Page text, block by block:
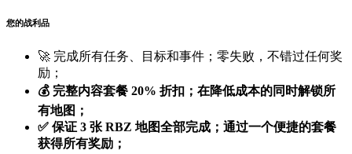
您的战利品
🚀 完成所有任务、目标和事件；零失败，不错过任何奖
励；
💰 完整内容套餐 20% 折扣；在降低成本的同时解锁所
有地图；
✅ 保证 3 张 RBZ 地图全部完成；通过一个便捷的套餐
获得所有奖励；